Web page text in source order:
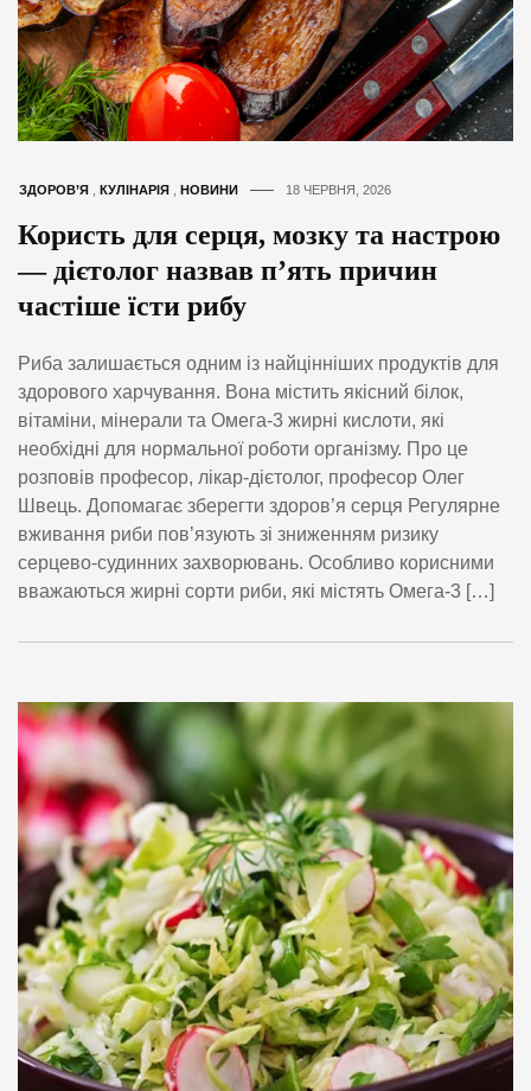
ЗДОРОВ’Я , КУЛІНАРІЯ , НОВИНИ 18 ЧЕРВНЯ, 2026
Користь для серця, мозку та настрою
— дієтолог назвав п’ять причин
частіше їсти рибу
Риба залишається одним із найцінніших продуктів для
здорового харчування. Вона містить якісний білок,
вітаміни, мінерали та Омега-3 жирні кислоти, які
необхідні для нормальної роботи організму. Про це
розповів професор, лікар-дієтолог, професор Олег
Швець. Допомагає зберегти здоров’я серця Регулярне
вживання риби пов’язують зі зниженням ризику
серцево-судинних захворювань. Особливо корисними
вважаються жирні сорти риби, які містять Омега-3 […]